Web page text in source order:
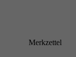
Merkzettel